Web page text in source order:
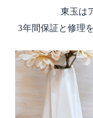
東玉は
3年間保証と修理